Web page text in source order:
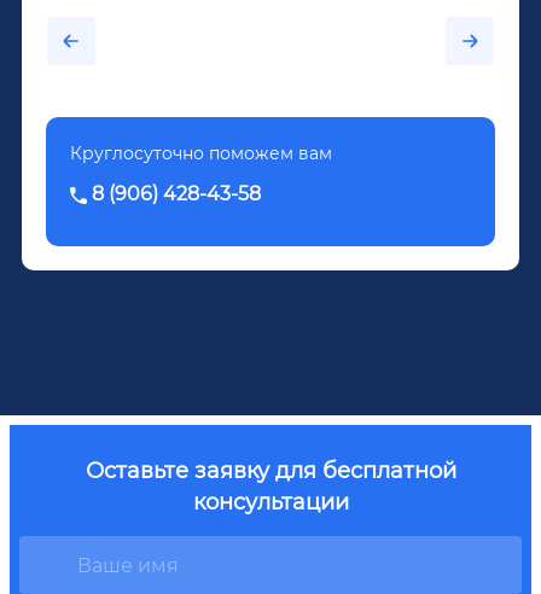
было назначено кодирование по методу
Довженко.
Круглосуточно поможем вам
8 (906) 428-43-58
Оставьте заявку для бесплатной
консультации